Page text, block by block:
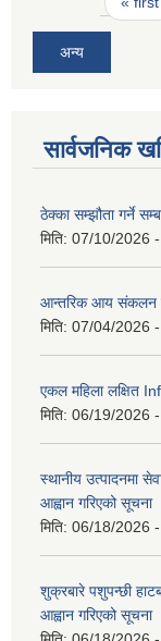
अन्य
सार्वजनिक
ठेक्का सम्झौता गर्ने
मिति: 07/10/2026
आन्तरिक आय संकलन
मिति: 07/04/2026
एकल महिला लक्षित
मिति: 06/19/2026
स्थानीय उत्पादनमा
आह्वान गरिएको सूचना
मिति: 06/18/2026
शुक्रबारे पशुपन्छी
आह्वान गरिएको सूचना